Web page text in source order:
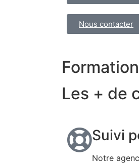
Nous contacter
Les + de
Suivi
Notre